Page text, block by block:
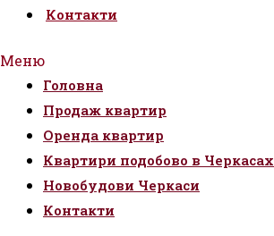
Контакти
Меню
Головна
Продаж квартир
Оренда квартир
Квартири подобово в Черкасах
Новобудови Черкаси
Контакти